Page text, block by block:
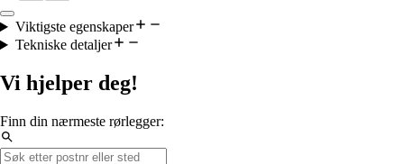
Viktigste egenskaper
Tekniske detaljer
Vi hjelper deg!
Finn din nærmeste rørlegger: